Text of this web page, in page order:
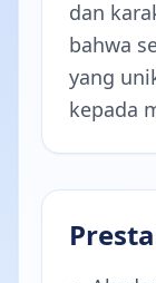
dan
bahwa
yang
kepada